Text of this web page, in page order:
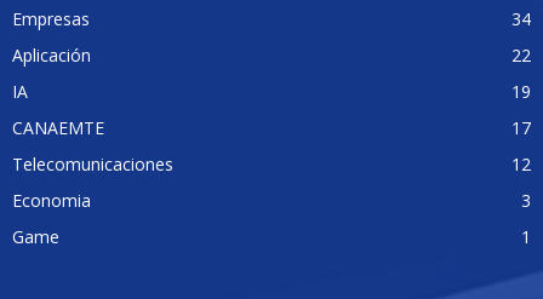
Empresas
34
Aplicación
22
IA
19
CANAEMTE
17
Telecomunicaciones
12
Economia
3
Game
1